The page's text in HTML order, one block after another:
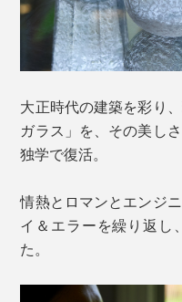
大正時代の建築を彩り
ガラス」を、その美し
独学で復活。
情熱とロマンとエンジ
イ＆エラーを繰り返し
た。